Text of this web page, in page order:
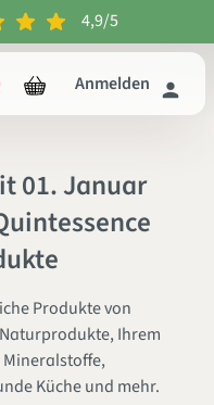
4,9/5
Anmelden
01. Januar
Produkte von
Ihrem
Küche und mehr.